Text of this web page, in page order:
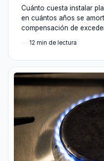
Cuánto cuesta instalar
en cuántos años se
compensación de
12 min de lectura